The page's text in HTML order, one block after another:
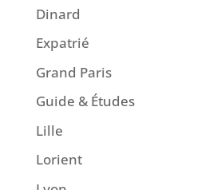
Dinard
Expatrié
Grand Paris
Guide & Études
Lille
Lorient